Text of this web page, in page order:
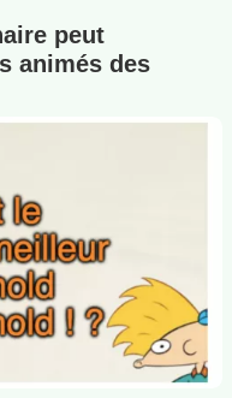
peut
animés des